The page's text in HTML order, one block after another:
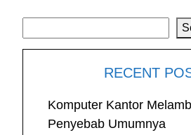
RECENT
Komputer Kantor
Penyebab Umumnya